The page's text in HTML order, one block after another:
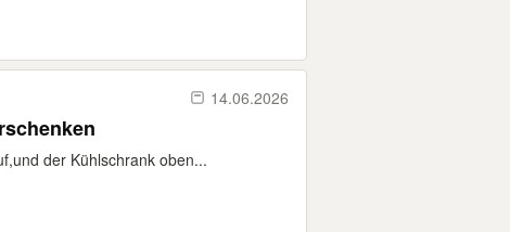
14.06.2026
defekt zu verschenken
der Kühlschrank oben...